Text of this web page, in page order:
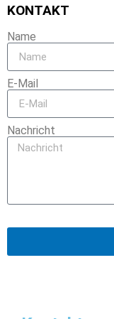
KONTAKT
Name
E-Mail
Nachricht